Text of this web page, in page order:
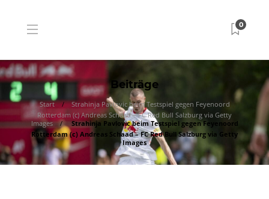
0
Beiträge
Start
Strahinja Pavlovic beim Testspiel gegen Feyenoord
Rotterdam (c) Andreas Schaad – FC Red Bull Salzburg via Getty
Images
Strahinja Pavlovic beim Testspiel gegen Feyenoord
Rotterdam (c) Andreas Schaad – FC Red Bull Salzburg via Getty
Images